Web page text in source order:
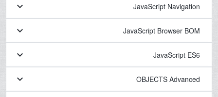
JavaScript Navigation
keyboard_arrow_down
JavaScript Browser BOM
keyboard_arrow_down
JavaScript ES6
keyboard_arrow_down
OBJECTS Advanced
keyboard_arrow_down